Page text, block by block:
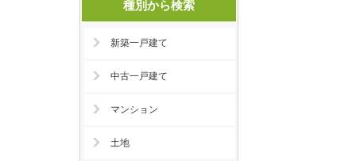
種別から検索
新築一戸建て
中古一戸建て
マンション
土地